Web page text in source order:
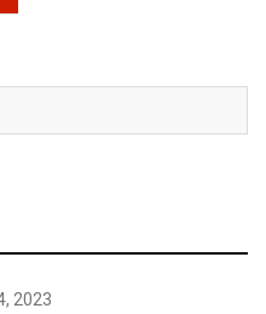
2023